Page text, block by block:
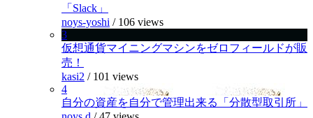
「Slack」
noys-yoshi / 106 views
3
仮想通貨マイニングマシンをゼロフィールドが販
売！
kasi2 / 101 views
4
自分の資産を自分で管理出来る「分散型取引所」